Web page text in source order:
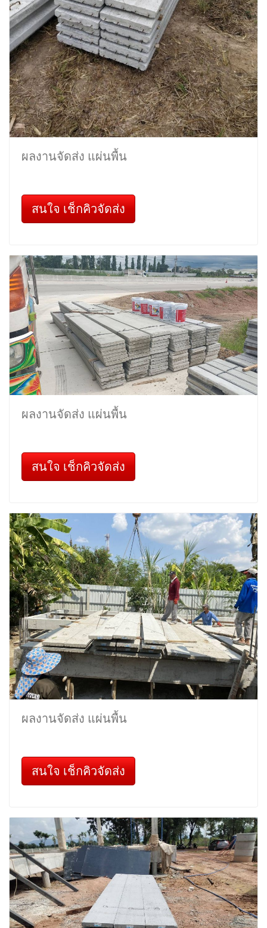
ผลงานจัดส่ง แผ่นพื้น
สนใจ เช็กคิวจัดส่ง
ผลงานจัดส่ง แผ่นพื้น
สนใจ เช็กคิวจัดส่ง
ผลงานจัดส่ง แผ่นพื้น
สนใจ เช็กคิวจัดส่ง